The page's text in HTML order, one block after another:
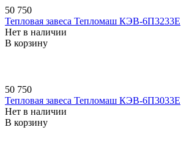
50 750
Тепловая завеса Тепломаш КЭВ-6П3233E
Нет в наличии
В корзину
50 750
Тепловая завеса Тепломаш КЭВ-6П3033E
Нет в наличии
В корзину